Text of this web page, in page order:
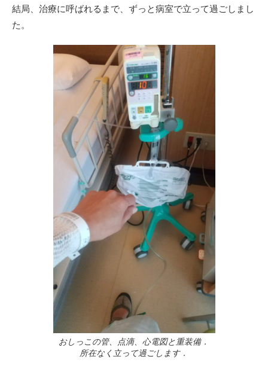
結局、治療に呼ばれるまで、ずっと病室で立って過ごしまし
た。
おしっこの管、点滴、心電図と重装備．
所在なく立って過ごします．